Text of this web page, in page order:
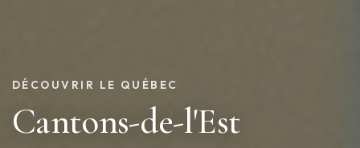
DÉCOUVRIR LE QUÉBEC
Cantons-de-l'Est